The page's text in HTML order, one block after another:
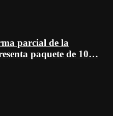
parcial de la
paquete de 10…